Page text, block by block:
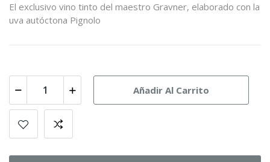
El exclusivo vino tinto del maestro Gravner, elaborado con la
uva autóctona Pignolo
Añadir Al Carrito